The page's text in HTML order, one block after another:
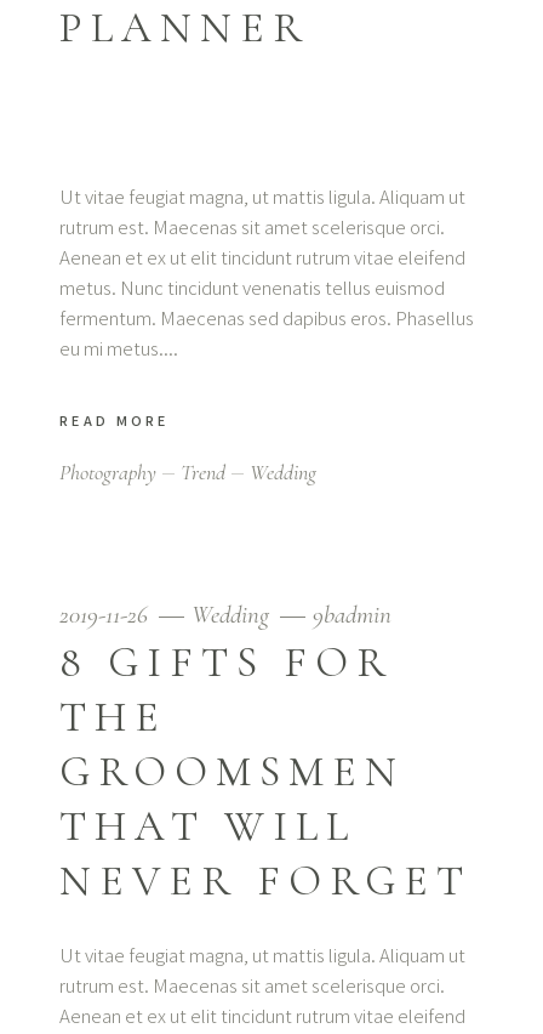
PLANNER
Ut vitae feugiat magna, ut mattis ligula. Aliquam ut
rutrum est. Maecenas sit amet scelerisque orci.
Aenean et ex ut elit tincidunt rutrum vitae eleifend
metus. Nunc tincidunt venenatis tellus euismod
fermentum. Maecenas sed dapibus eros. Phasellus
eu mi metus.
READ MORE
Photography Trend Wedding
2019-11-26 Wedding 9badmin
8 GIFTS FOR
THE
GROOMSMEN
THAT WILL
NEVER FORGET
Ut vitae feugiat magna, ut mattis ligula. Aliquam ut
rutrum est. Maecenas sit amet scelerisque orci.
Aenean et ex ut elit tincidunt rutrum vitae eleifend